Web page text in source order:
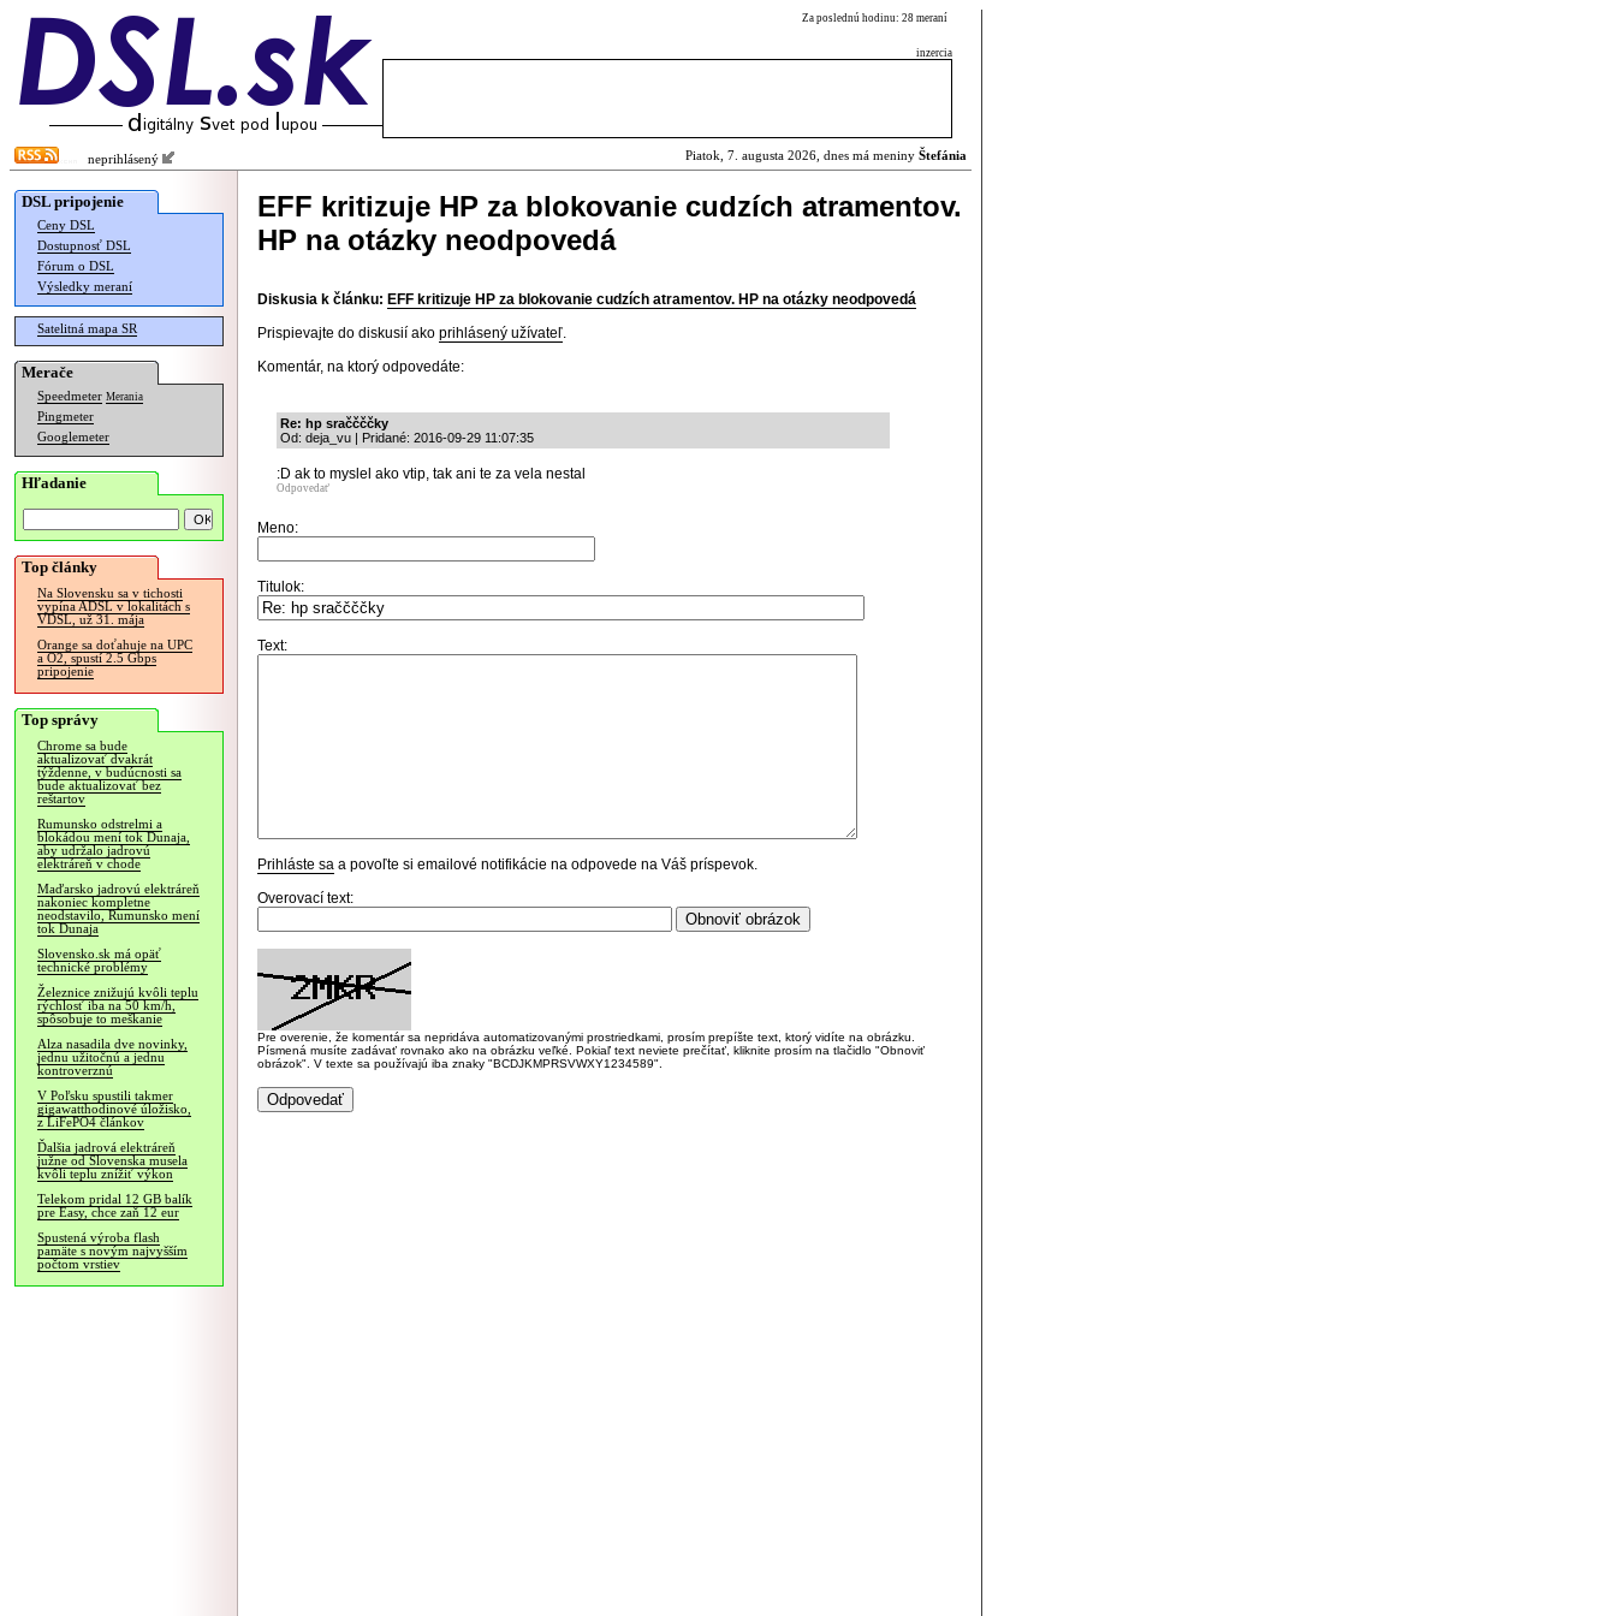
Za poslednú hodinu: 28 meraní
inzercia
neprihlásený Piatok, 7. augusta 2026, dnes má meniny Štefánia
DSL pripojenie
Ceny DSL
Dostupnosť DSL
Fórum o DSL
Výsledky meraní
Satelitná mapa SR
Merače
Speedmeter Merania
Pingmeter
Googlemeter
Hľadanie
Top články
Na Slovensku sa v tichosti
vypína ADSL v lokalitách s
VDSL, už 31. mája
Orange sa doťahuje na UPC
a O2, spustí 2.5 Gbps
pripojenie
Top správy
Chrome sa bude
aktualizovať dvakrát
týždenne, v budúcnosti sa
bude aktualizovať bez
reštartov
Rumunsko odstrelmi a
blokádou mení tok Dunaja,
aby udržalo jadrovú
elektráreň v chode
Maďarsko jadrovú elektráreň
nakoniec kompletne
neodstavilo, Rumunsko mení
tok Dunaja
Slovensko.sk má opäť
technické problémy
Železnice znižujú kvôli teplu
rýchlosť iba na 50 km/h,
spôsobuje to meškanie
Alza nasadila dve novinky,
jednu užitočnú a jednu
kontroverznú
V Poľsku spustili takmer
gigawatthodinové úložisko,
z LiFePO4 článkov
Ďalšia jadrová elektráreň
južne od Slovenska musela
kvôli teplu znížiť výkon
Telekom pridal 12 GB balík
pre Easy, chce zaň 12 eur
Spustená výroba flash
pamäte s novým najvyšším
počtom vrstiev
EFF kritizuje HP za blokovanie cudzích atramentov.
HP na otázky neodpovedá
Diskusia k článku: EFF kritizuje HP za blokovanie cudzích atramentov. HP na otázky neodpovedá
Prispievajte do diskusií ako prihlásený užívateľ.
Komentár, na ktorý odpovedáte:
Re: hp sraččččky
Od: deja_vu | Pridané: 2016-09-29 11:07:35
:D ak to myslel ako vtip, tak ani te za vela nestal
Odpovedať
Meno:
Titulok:
Text:
Prihláste sa a povoľte si emailové notifikácie na odpovede na Váš príspevok.
Overovací text:
Pre overenie, že komentár sa nepridáva automatizovanými prostriedkami, prosím prepíšte text, ktorý vidíte na obrázku.
Písmená musíte zadávať rovnako ako na obrázku veľké. Pokiaľ text neviete prečítať, kliknite prosím na tlačidlo "Obnoviť
obrázok". V texte sa používajú iba znaky "BCDJKMPRSVWXY1234589".